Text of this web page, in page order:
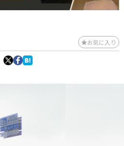
お気に入り